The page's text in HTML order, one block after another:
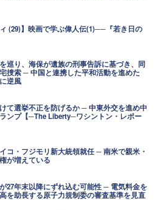
ィ (29)】映画で学ぶ偉人伝(1)──『若き日の
巡り、海保が遺族の刑事告訴に基づき、同
捜索 ─ 中国と連携した平和活動を進めた
逆風
て選挙不正を防げるか ─ 中東外交を進め中
ンプ【─The Liberty─ワシントン・レポー
コ・フジモリ新大統領就任 ─ 南米で親米・
が増えている
27年末以降にずれ込む可能性 ─ 電気料金を
を助長する原子力規制委の審査基準を見直